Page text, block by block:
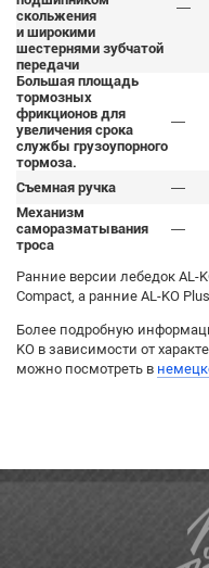
скольжения
и широкими
шестернями зубчатой
передачи
—
Большая площадь
тормозных
фрикционов для
увеличения срока
службы грузоупорного
тормоза.
—
Съемная ручка —
Механизм
саморазматывания
троса
—
Ранние версии лебедок AL-
Compact, а ранние AL-KO
Более подробную
KO в зависимости от
можно посмотреть в